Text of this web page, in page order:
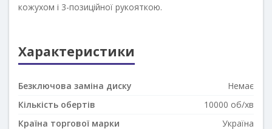
кожухом і 3-позиційної рукояткою.
Характеристики
Безключова заміна диску
Немає
Кількість обертів
10000 об/хв
Країна торгової марки
Україна